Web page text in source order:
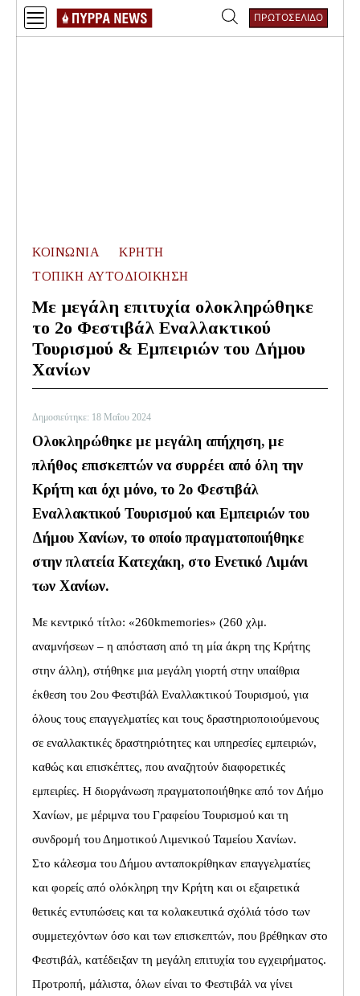
Αναζήτηση
ΠΡΩΤΟΣΕΛΙΔΟ
ΚΟΙΝΩΝΙΑ
ΚΡΗΤΗ
ΤΟΠΙΚΗ ΑΥΤΟΔΙΟΙΚΗΣΗ
Με μεγάλη επιτυχία ολοκληρώθηκε
το 2ο Φεστιβάλ Εναλλακτικού
Τουρισμού & Εμπειριών του Δήμου
Χανίων
Δημοσιεύτηκε: 18 Μαΐου 2024
Ολοκληρώθηκε με μεγάλη απήχηση, με
πλήθος επισκεπτών να συρρέει από όλη την
Κρήτη και όχι μόνο, το 2ο Φεστιβάλ
Εναλλακτικού Τουρισμού και Εμπειριών του
Δήμου Χανίων, το οποίο πραγματοποιήθηκε
στην πλατεία Κατεχάκη, στο Ενετικό Λιμάνι
των Χανίων.
Με κεντρικό τίτλο: «260kmemories» (260 χλμ.
αναμνήσεων – η απόσταση από τη μία άκρη της Κρήτης
στην άλλη), στήθηκε μια μεγάλη γιορτή στην υπαίθρια
έκθεση του 2ου Φεστιβάλ Εναλλακτικού Τουρισμού, για
όλους τους επαγγελματίες και τους δραστηριοποιούμενους
σε εναλλακτικές δραστηριότητες και υπηρεσίες εμπειριών,
καθώς και επισκέπτες, που αναζητούν διαφορετικές
εμπειρίες. Η διοργάνωση πραγματοποιήθηκε από τον Δήμο
Χανίων, με μέριμνα του Γραφείου Τουρισμού και τη
συνδρομή του Δημοτικού Λιμενικού Ταμείου Χανίων.
Στο κάλεσμα του Δήμου ανταποκρίθηκαν επαγγελματίες
και φορείς από ολόκληρη την Κρήτη και οι εξαιρετικά
θετικές εντυπώσεις και τα κολακευτικά σχόλιά τόσο των
συμμετεχόντων όσο και των επισκεπτών, που βρέθηκαν στο
Φεστιβάλ, κατέδειξαν τη μεγάλη επιτυχία του εγχειρήματος.
Προτροπή, μάλιστα, όλων είναι το Φεστιβάλ να γίνει